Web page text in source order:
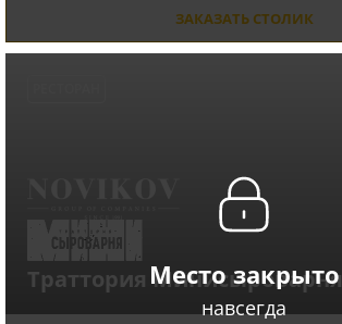
ЗАКАЗАТЬ СТОЛИК
Место закрыто
навсегда
Траттория Минисыроварня